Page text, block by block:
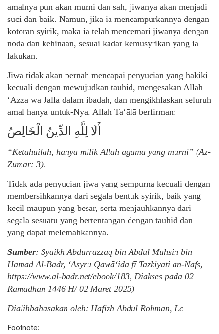
amalnya pun akan murni dan sah, jiwanya akan menjadi
suci dan baik. Namun, jika ia mencampurkannya dengan
kotoran syirik, maka ia telah mencemari jiwanya dengan
noda dan kehinaan, sesuai kadar kemusyrikan yang ia
lakukan.
Jiwa tidak akan pernah mencapai penyucian yang hakiki
kecuali dengan mewujudkan tauhid, mengesakan Allah
‘Azza wa Jalla dalam ibadah, dan mengikhlaskan seluruh
amal hanya untuk-Nya. Allah Ta‘ālā berfirman:
أَلَا لِلَّهِ الدِّينُ الْخَالِصُ
“Ketahuilah, hanya milik Allah agama yang murni” (Az-
Zumar: 3).
Tidak ada penyucian jiwa yang sempurna kecuali dengan
membersihkannya dari segala bentuk syirik, baik yang
kecil maupun yang besar, serta menjauhkannya dari
segala sesuatu yang bertentangan dengan tauhid dan
yang dapat melemahkannya.
Sumber: Syaikh Abdurrazzaq bin Abdul Muhsin bin
Hamad Al-Badr, ‘Asyru Qawā‘ida fī Tazkiyati an-Nafs,
https://www.al-badr.net/ebook/183, Diakses pada 02
Ramadhan 1446 H/ 02 Maret 2025)
Dialihbahasakan oleh: Hafizh Abdul Rohman, Lc
Footnote: